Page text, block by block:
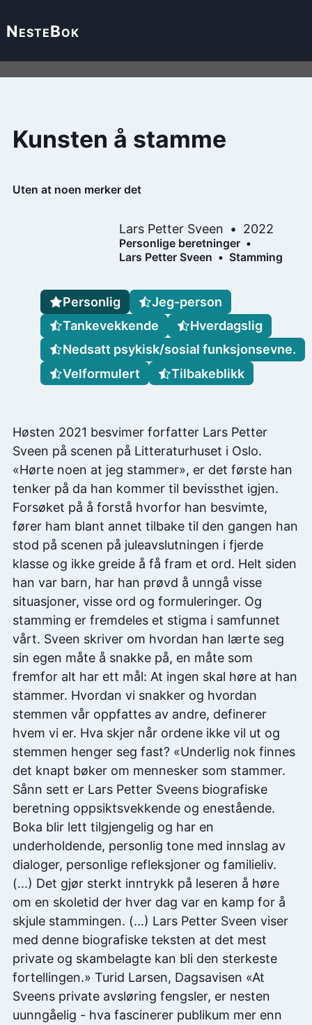
NesteBok
Kunsten å stamme
Uten at noen merker det
Lars Petter Sveen 2022
Personlige beretninger
Lars Petter Sveen
Stamming
Høsten 2021 besvimer forfatter Lars Petter
Sveen på scenen på Litteraturhuset i Oslo.
«Hørte noen at jeg stammer», er det første han
tenker på da han kommer til bevissthet igjen.
Forsøket på å forstå hvorfor han besvimte,
fører ham blant annet tilbake til den gangen han
stod på scenen på juleavslutningen i fjerde
klasse og ikke greide å få fram et ord. Helt siden
han var barn, har han prøvd å unngå visse
situasjoner, visse ord og formuleringer. Og
stamming er fremdeles et stigma i samfunnet
vårt. Sveen skriver om hvordan han lærte seg
sin egen måte å snakke på, en måte som
fremfor alt har ett mål: At ingen skal høre at han
stammer. Hvordan vi snakker og hvordan
stemmen vår oppfattes av andre, definerer
hvem vi er. Hva skjer når ordene ikke vil ut og
stemmen henger seg fast? «Underlig nok finnes
det knapt bøker om mennesker som stammer.
Sånn sett er Lars Petter Sveens biografiske
beretning oppsiktsvekkende og enestående.
Boka blir lett tilgjengelig og har en
underholdende, personlig tone med innslag av
dialoger, personlige refleksjoner og familieliv.
(...) Det gjør sterkt inntrykk på leseren å høre
om en skoletid der hver dag var en kamp for å
skjule stammingen. (...) Lars Petter Sveen viser
med denne biografiske teksten at det mest
private og skambelagte kan bli den sterkeste
fortellingen.» Turid Larsen, Dagsavisen «At
Sveens private avsløring fengsler, er nesten
uunngåelig - hva fascinerer publikum mer enn
Personlig
Jeg-person
Tankevekkende
Hverdagslig
Nedsatt psykisk/sosial funksjonsevne.
Velformulert
Tilbakeblikk